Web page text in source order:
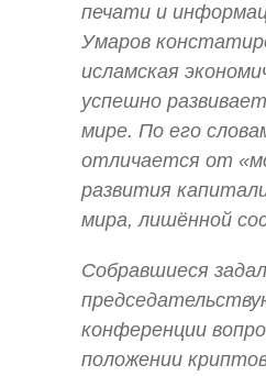
печати и
Умаров
исламская
успешно
мире. По его
отличается от
развития
мира, лишённой
Собравшиеся
конференции
положении